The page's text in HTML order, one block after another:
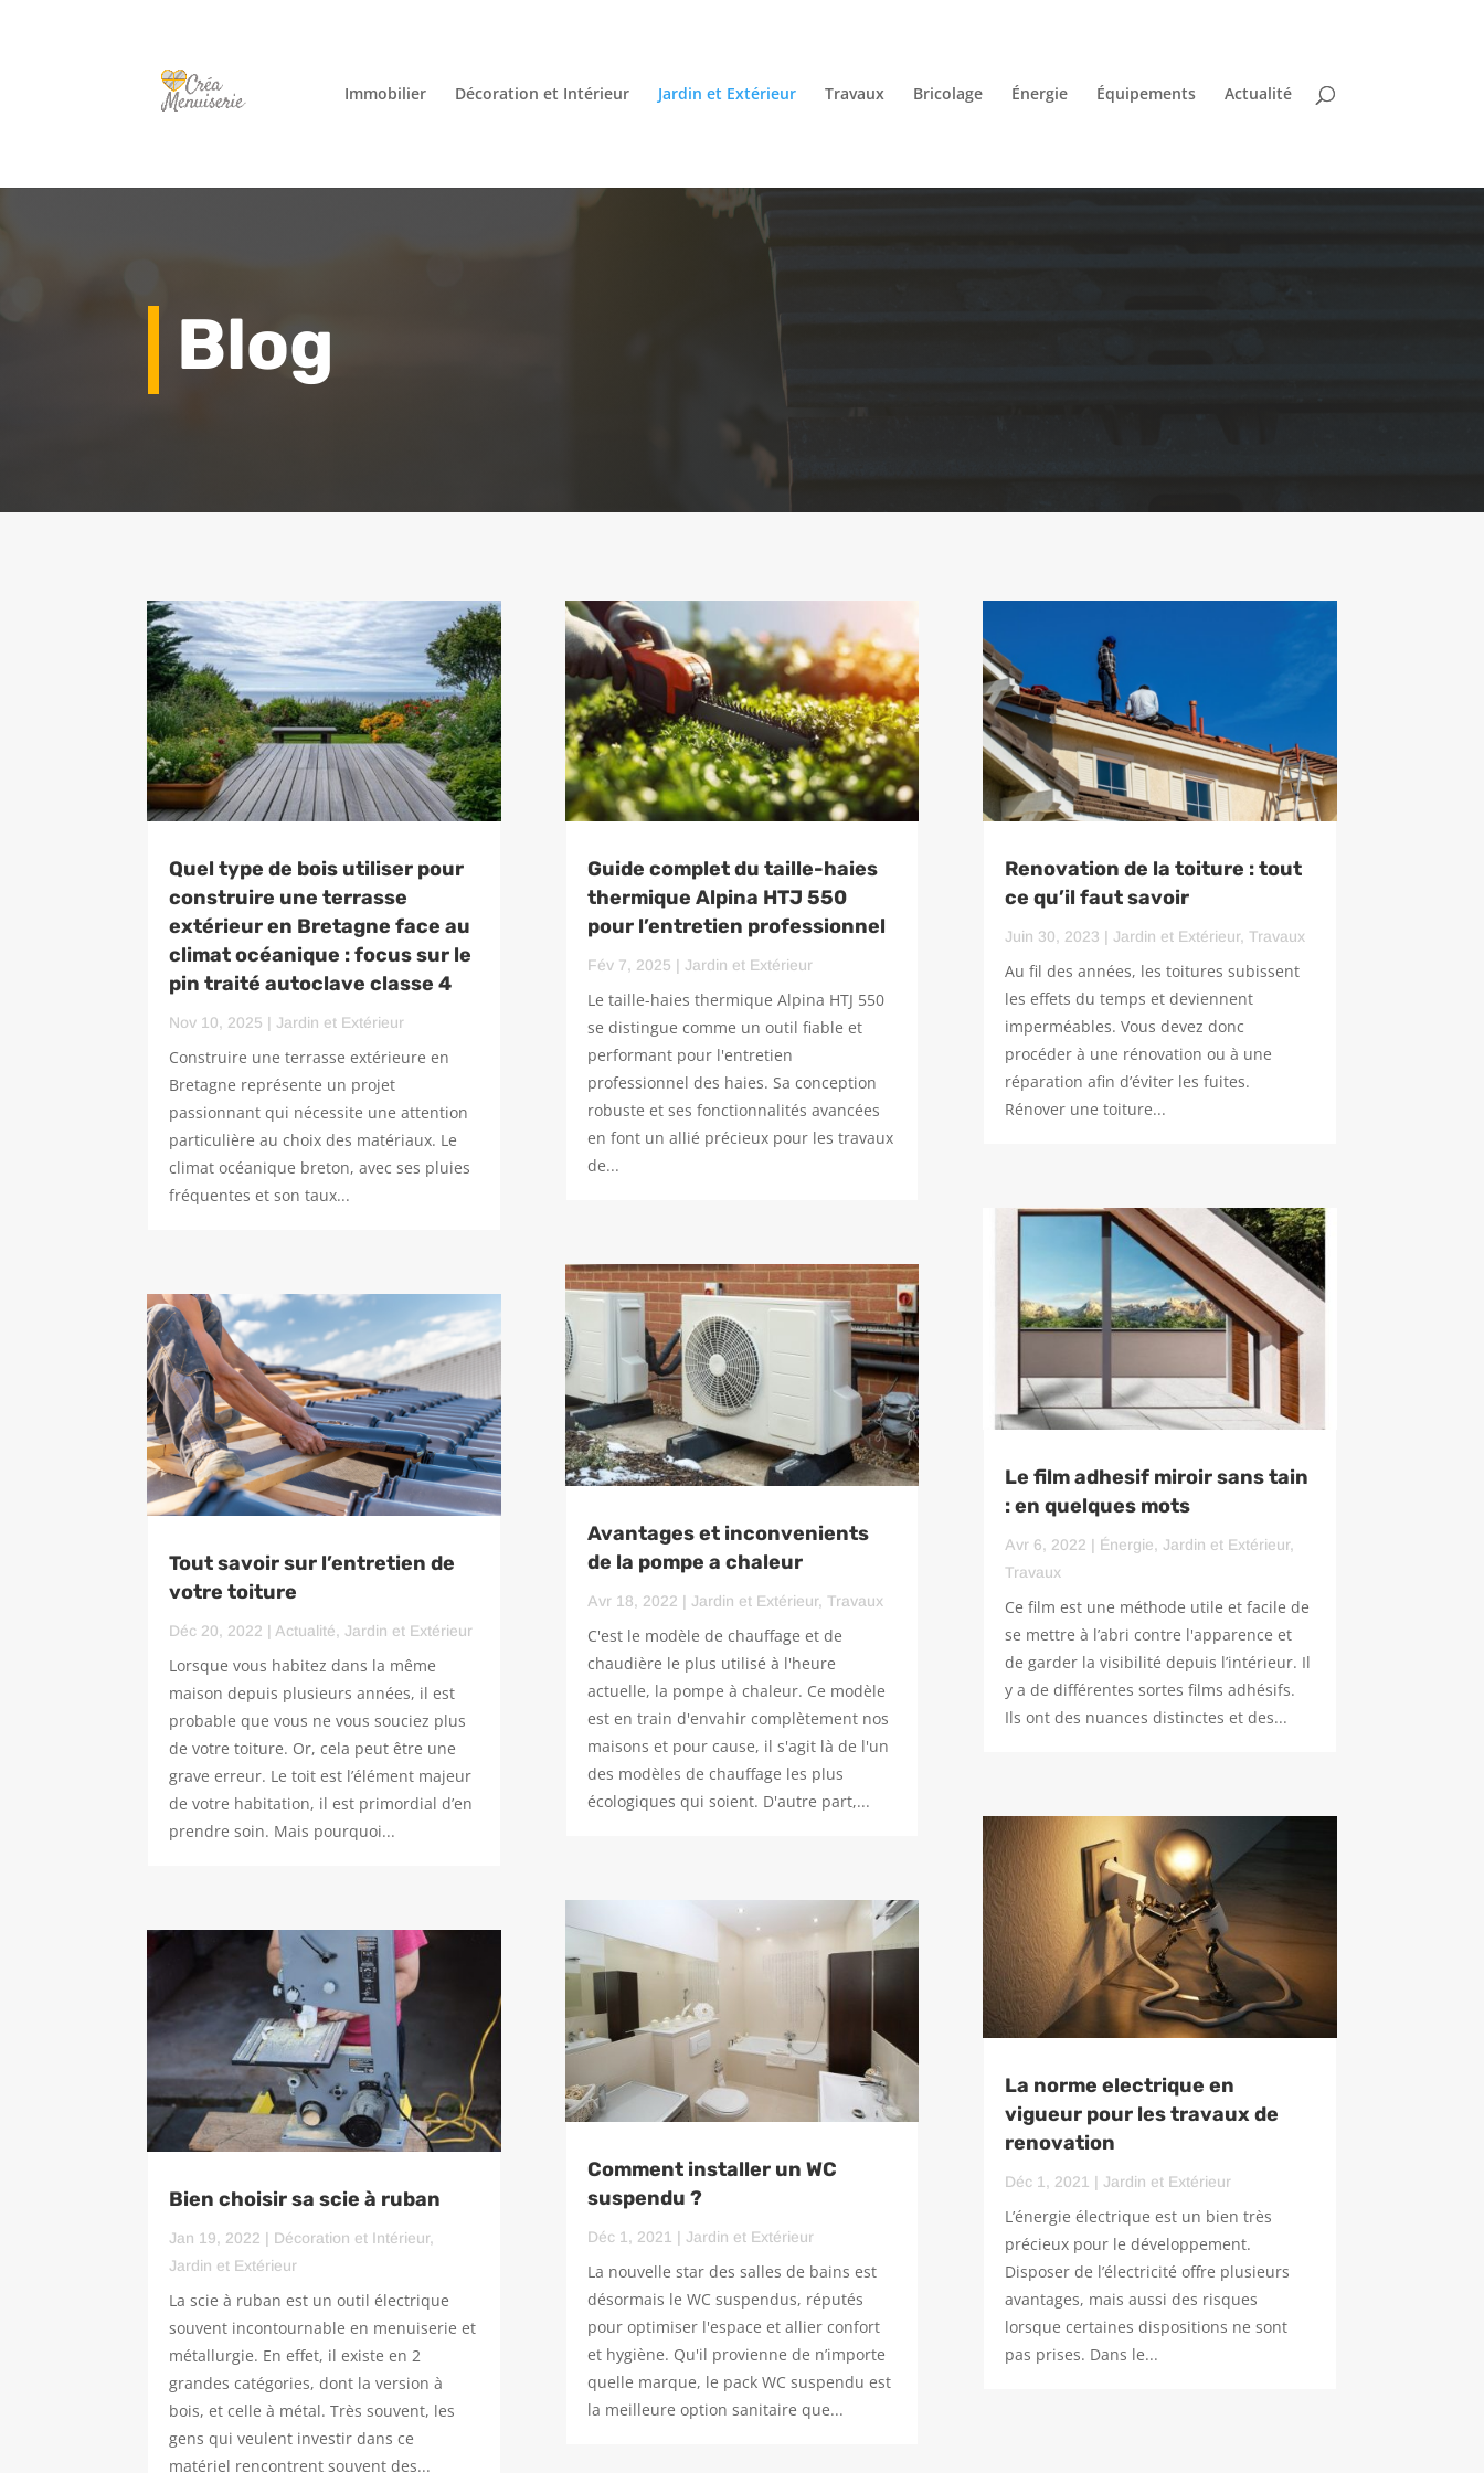
Immobilier Décoration et Intérieur Jardin et Extérieur Travaux Bricolage Énergie Équipements Actualité
Blog
Quel type de bois utiliser pour
construire une terrasse
extérieur en Bretagne face au
climat océanique : focus sur le
pin traité autoclave classe 4
Nov 10, 2025 | Jardin et Extérieur
Construire une terrasse extérieure en
Bretagne représente un projet
passionnant qui nécessite une attention
particulière au choix des matériaux. Le
climat océanique breton, avec ses pluies
fréquentes et son taux...
Tout savoir sur l’entretien de
votre toiture
Déc 20, 2022 | Actualité, Jardin et Extérieur
Lorsque vous habitez dans la même
maison depuis plusieurs années, il est
probable que vous ne vous souciez plus
de votre toiture. Or, cela peut être une
grave erreur. Le toit est l’élément majeur
de votre habitation, il est primordial d’en
prendre soin. Mais pourquoi...
Bien choisir sa scie à ruban
Jan 19, 2022 | Décoration et Intérieur,
Jardin et Extérieur
La scie à ruban est un outil électrique
souvent incontournable en menuiserie et
métallurgie. En effet, il existe en 2
grandes catégories, dont la version à
bois, et celle à métal. Très souvent, les
gens qui veulent investir dans ce
matériel rencontrent souvent des...
Guide complet du taille-haies
thermique Alpina HTJ 550
pour l’entretien professionnel
Fév 7, 2025 | Jardin et Extérieur
Le taille-haies thermique Alpina HTJ 550
se distingue comme un outil fiable et
performant pour l'entretien
professionnel des haies. Sa conception
robuste et ses fonctionnalités avancées
en font un allié précieux pour les travaux
de...
Avantages et inconvenients
de la pompe a chaleur
Avr 18, 2022 | Jardin et Extérieur, Travaux
C'est le modèle de chauffage et de
chaudière le plus utilisé à l'heure
actuelle, la pompe à chaleur. Ce modèle
est en train d'envahir complètement nos
maisons et pour cause, il s'agit là de l'un
des modèles de chauffage les plus
écologiques qui soient. D'autre part,...
Comment installer un WC
suspendu ?
Déc 1, 2021 | Jardin et Extérieur
La nouvelle star des salles de bains est
désormais le WC suspendus, réputés
pour optimiser l'espace et allier confort
et hygiène. Qu'il provienne de n’importe
quelle marque, le pack WC suspendu est
la meilleure option sanitaire que...
Renovation de la toiture : tout
ce qu’il faut savoir
Juin 30, 2023 | Jardin et Extérieur, Travaux
Au fil des années, les toitures subissent
les effets du temps et deviennent
imperméables. Vous devez donc
procéder à une rénovation ou à une
réparation afin d’éviter les fuites.
Rénover une toiture...
Le film adhesif miroir sans tain
: en quelques mots
Avr 6, 2022 | Énergie, Jardin et Extérieur,
Travaux
Ce film est une méthode utile et facile de
se mettre à l’abri contre l'apparence et
de garder la visibilité depuis l’intérieur. Il
y a de différentes sortes films adhésifs.
Ils ont des nuances distinctes et des...
La norme electrique en
vigueur pour les travaux de
renovation
Déc 1, 2021 | Jardin et Extérieur
L’énergie électrique est un bien très
précieux pour le développement.
Disposer de l’électricité offre plusieurs
avantages, mais aussi des risques
lorsque certaines dispositions ne sont
pas prises. Dans le...